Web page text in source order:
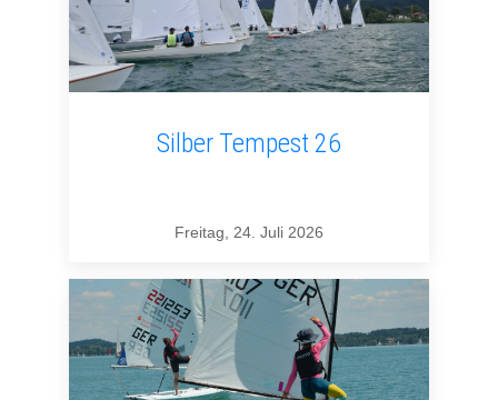
Silber Tempest 26
Freitag, 24. Juli 2026